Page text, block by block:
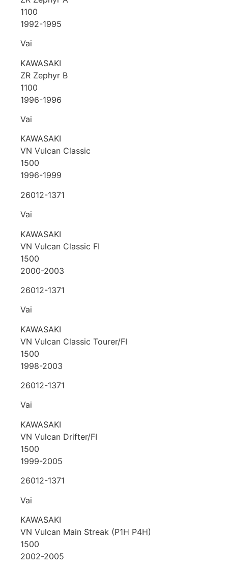
1100
1992-1995
Vai
KAWASAKI
ZR Zephyr B
1100
1996-1996
Vai
KAWASAKI
VN Vulcan Classic
1500
1996-1999
26012-1371
Vai
KAWASAKI
VN Vulcan Classic FI
1500
2000-2003
26012-1371
Vai
KAWASAKI
VN Vulcan Classic Tourer/FI
1500
1998-2003
26012-1371
Vai
KAWASAKI
VN Vulcan Drifter/FI
1500
1999-2005
26012-1371
Vai
KAWASAKI
VN Vulcan Main Streak (P1H P4H)
1500
2002-2005